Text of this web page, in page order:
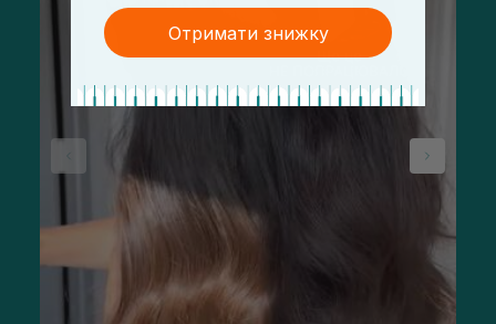
Отримати знижку